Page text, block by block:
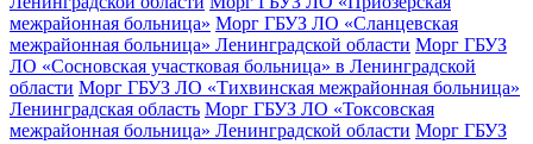
межрайонная больница» Морг ГБУЗ ЛО «Сланцевская
межрайонная больница» Ленинградской области Морг ГБУЗ
ЛО «Сосновская участковая больница» в Ленинградской
области Морг ГБУЗ ЛО «Тихвинская межрайонная больница»
Ленинградская область Морг ГБУЗ ЛО «Токсовская
межрайонная больница» Ленинградской области Морг ГБУЗ